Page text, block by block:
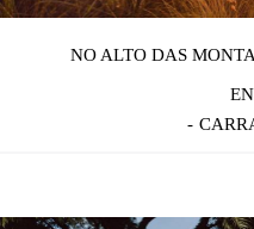
NO ALTO DAS